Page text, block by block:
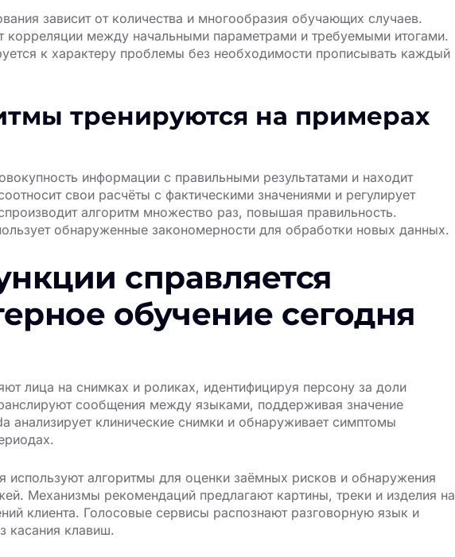
зависит от количества и многообразия обучающих случаев.
между начальными параметрами и требуемыми итогами.
к характеру проблемы без необходимости прописывать каждый
тренируются на примерах
информации с правильными результатами и находит
свои расчёты с фактическими значениями и регулирует
алгоритм множество раз, повышая правильность.
обнаруженные закономерности для обработки новых данных.
справляется
обучение сегодня
лица на снимках и роликах, идентифицируя персону за доли
сообщения между языками, поддерживая значение
анализирует клинические снимки и обнаруживает симптомы
используют алгоритмы для оценки заёмных рисков и обнаружения
Механизмы рекомендаций предлагают картины, треки и изделия на
клиента. Голосовые сервисы распознают разговорную язык и
касания клавиш.